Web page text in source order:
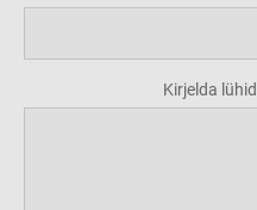
Kirjelda